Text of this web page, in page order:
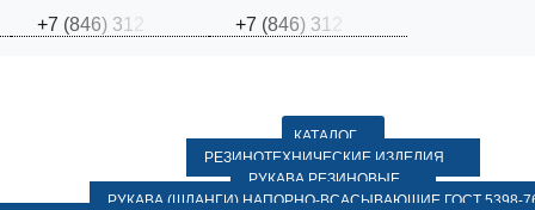
+7 (846) 31 +7 (846) 31
КАТАЛОГ
РЕЗИНОТЕХНИЧЕСКИЕ ИЗДЕЛИЯ
РУКАВА РЕЗИНОВЫЕ
РУКАВА (ШЛАНГИ) НАПОРНО-ВСАСЫВАЮЩИЕ ГОСТ 5398-